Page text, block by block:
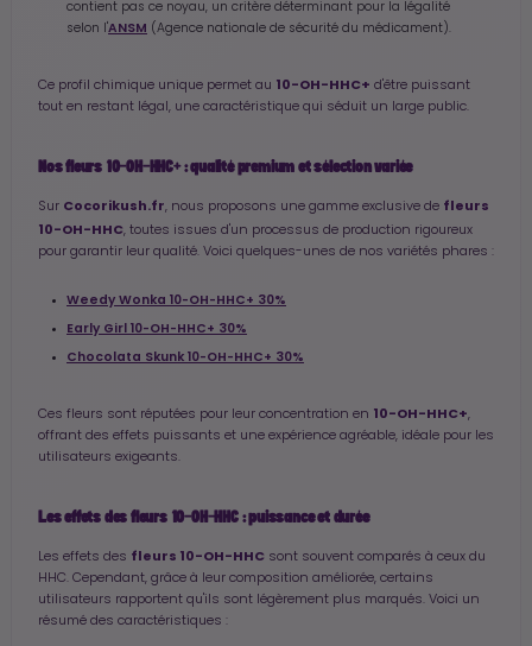
contient pas ce noyau, un critère déterminant pour la légalité
selon l' ANSM (Agence nationale de sécurité du médicament).
Ce profil chimique unique permet au 10-OH-HHC+ d'être puissant
tout en restant légal, une caractéristique qui séduit un large public.
Nos fleurs 10-OH-HHC+ : qualité premium et sélection variée
Sur Cocorikush.fr, nous proposons une gamme exclusive de fleurs
10-OH-HHC, toutes issues d'un processus de production rigoureux
pour garantir leur qualité. Voici quelques-unes de nos variétés phares :
Weedy Wonka 10-OH-HHC+ 30%
Early Girl 10-OH-HHC+ 30%
Chocolata Skunk 10-OH-HHC+ 30%
Ces fleurs sont réputées pour leur concentration en 10-OH-HHC+,
offrant des effets puissants et une expérience agréable, idéale pour les
utilisateurs exigeants.
Les effets des fleurs 10-OH-HHC : puissance et durée
Les effets des fleurs 10-OH-HHC sont souvent comparés à ceux du
HHC. Cependant, grâce à leur composition améliorée, certains
utilisateurs rapportent qu'ils sont légèrement plus marqués. Voici un
résumé des caractéristiques :